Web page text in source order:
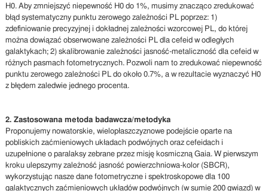
H0. Aby zmniejszyć niepewność H0 do 1%, musimy znacząco zredukować
błąd systematyczny punktu zerowego zależności PL poprzez: 1)
zdefiniowanie precyzyjnej i dokładnej zależności wzorcowej PL, do której
można dowiązać obserwowane zależności PL dla cefeid w odległych
galaktykach; 2) skalibrowanie zależności jasność-metaliczność dla cefeid w
różnych pasmach fotometrycznych. Pozwoli nam to zredukować niepewność
punktu zerowego zależności PL do około 0.7%, a w rezultacie wyznaczyć H0
z błędem zaledwie jednego procenta.
2. Zastosowana metoda badawcza/metodyka
Proponujemy nowatorskie, wielopłaszczyznowe podejście oparte na
pobliskich zaćmieniowych układach podwójnych oraz cefeidach i
uzupełnione o paralaksy zebrane przez misję kosmiczną Gaia. W pierwszym
kroku ulepszymy zależność jasność powierzchniowa-kolor (SBCR),
wykorzystując nasze dane fotometryczne i spektroskopowe dla 100
galaktycznych zaćmieniowych układów podwójnych (w sumie 200 gwiazd) w